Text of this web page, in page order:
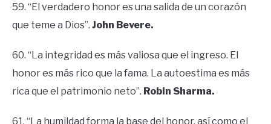
59. “El verdadero honor es una salida de un corazón
que teme a Dios”. John Bevere.
60. “La integridad es más valiosa que el ingreso. El
honor es más rico que la fama. La autoestima es más
rica que el patrimonio neto”. Robin Sharma.
61. “La humildad forma la base del honor, así como el